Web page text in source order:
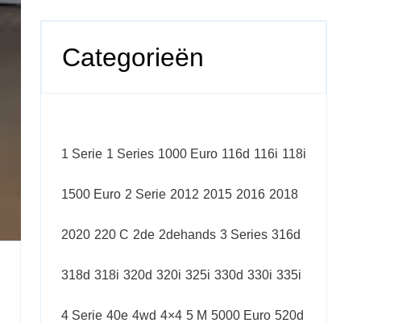
Categorieën
1 Serie 1 Series 1000 Euro 116d 116i 118i
1500 Euro 2 Serie 2012 2015 2016 2018
2020 220 C 2de 2dehands 3 Series 316d
318d 318i 320d 320i 325i 330d 330i 335i
4 Serie 40e 4wd 4×4 5 M 5000 Euro 520d